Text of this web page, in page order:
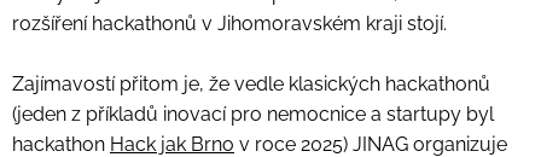
rozšíření hackathonů v Jihomoravském kraji stojí.
Zajímavostí přitom je, že vedle klasických hackathonů
(jeden z příkladů inovací pro nemocnice a startupy byl
hackathon Hack jak Brno v roce 2025) JINAG organizuje